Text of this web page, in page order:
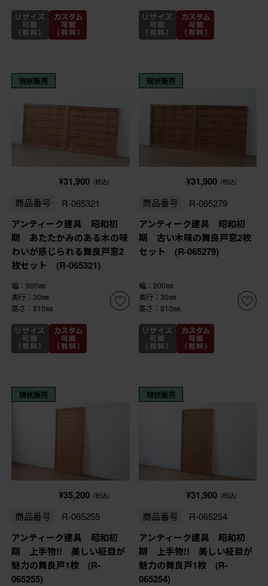
現状販売
¥31,900 (税込)
商品番号 R-065321
アンティーク建具 昭和初
期 あたたかみのある木の味
わいが感じられる舞良戸窓2
枚セット (R-065321)
幅：900㎜
奥行：30㎜
高さ：810㎜
現状販売
¥31,900 (税込)
商品番号 R-065279
アンティーク建具 昭和初
期 古い木味の舞良戸窓2枚
セット (R-065279)
幅：900㎜
奥行：30㎜
高さ：810㎜
現状販売
¥35,200 (税込)
商品番号 R-065255
アンティーク建具 昭和初
期 上手物!! 美しい柾目が
魅力の舞良戸1枚 (R-
065255)
現状販売
¥31,900 (税込)
商品番号 R-065254
アンティーク建具 昭和初
期 上手物!! 美しい柾目が
魅力の舞良戸1枚 (R-
065254)